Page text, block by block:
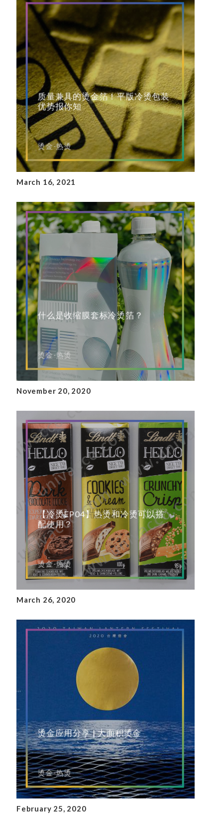
质量兼具的烫金箔！平版冷烫包装
优势报你知
烫金-热烫
March 16, 2021
什么是收缩膜套标冷烫箔？
烫金-热烫
November 20, 2020
【冷烫EP04】热烫和冷烫可以搭
配使用？
烫金-热烫
March 26, 2020
烫金应用分享 | 大面积烫金
烫金-热烫
February 25, 2020